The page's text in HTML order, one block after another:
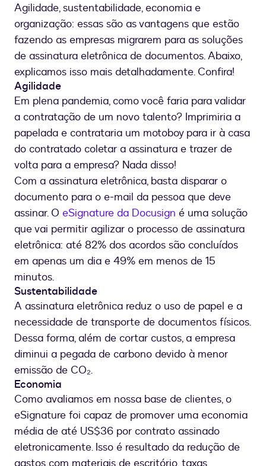
Agilidade, sustentabilidade, economia e
organização: essas são as vantagens que estão
fazendo as empresas migrarem para as soluções
de assinatura eletrônica de documentos. Abaixo,
explicamos isso mais detalhadamente. Confira!
Agilidade
Em plena pandemia, como você faria para validar
a contratação de um novo talento? Imprimiria a
papelada e contrataria um motoboy para ir à casa
do contratado coletar a assinatura e trazer de
volta para a empresa? Nada disso!
Com a assinatura eletrônica, basta disparar o
documento para o e-mail da pessoa que deve
assinar. O eSignature da Docusign é uma solução
que vai permitir agilizar o processo de assinatura
eletrônica: até 82% dos acordos são concluídos
em apenas um dia e 49% em menos de 15
minutos.
Sustentabilidade
A assinatura eletrônica reduz o uso de papel e a
necessidade de transporte de documentos físicos.
Dessa forma, além de cortar custos, a empresa
diminui a pegada de carbono devido à menor
emissão de CO₂.
Economia
Como avaliamos em nossa base de clientes, o
eSignature foi capaz de promover uma economia
média de até US$36 por contrato assinado
eletronicamente. Isso é resultado da redução de